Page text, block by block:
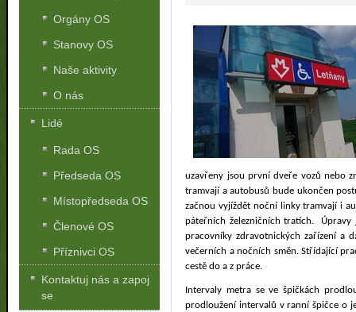
uzavřeny jsou první dveře vozů nebo
tramvají a autobusů bude ukončen
začnou vyjíždět noční linky tramvají i
páteřních železničních tratích.Úpravy
pracovníky zdravotnických zařízení a
večerních a nočních směn. Střídající
cestě do a z práce.
Intervaly metra se ve špičkách
prodloužení intervalů v ranní špičce o
Orgány OS
Stanovy OS
Naše aktivity
O nás
Lidé
Rada OS
Předseda OS
Místopředseda OS
Členové OS
Příznivci OS
Kontaktuj nás a zapoj
se